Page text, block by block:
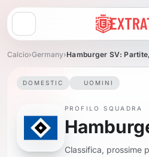
Apri menu
Calcio›Germany›Hamburger SV:
DOMESTIC UOMINI
PROFILO SQUADRA
Classifica, prossime